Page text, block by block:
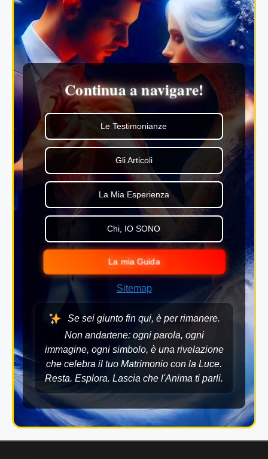
Continua a navigare!
Le Testimonianze
Gli Articoli
La Mia Esperienza
Chi, IO SONO
La mia Guida
Sitemap
Se sei giunto fin qui, è per rimanere.
Non andartene: ogni parola, ogni
immagine, ogni simbolo, è una rivelazione
che celebra il tuo Matrimonio con la Luce.
Resta. Esplora. Lascia che l'Anima ti parli.